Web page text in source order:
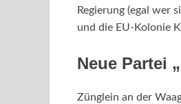
Regierung (egal wer
und die EU-Kolonie
Neue Partei
Zünglein an der